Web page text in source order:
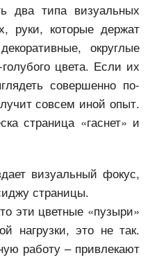
два типа визуальных
руки, которые держат
округлые
цвета. Если их
совершенно по-
совсем иной опыт.
страница «гаснет» и
визуальный фокус,
страницы.
эти цветные «пузыри»
нагрузки, это не так.
работу – привлекают